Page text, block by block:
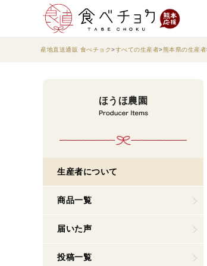
産地直送通販 食べチョク すべての生産者 熊本県の生産者
ほうほ農園
生産者について
商品一覧
届いた声
投稿一覧